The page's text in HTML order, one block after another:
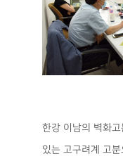
한강 이남의 벽화
있는 고구려계 고